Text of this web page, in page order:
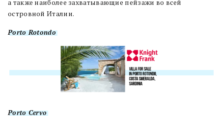
а также наиболее захватывающие пейзажи во всей
островной Италии.
Porto Rotondo
Porto Cervo